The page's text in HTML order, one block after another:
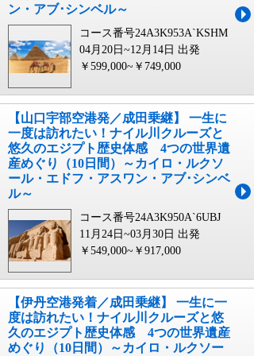
ン・アブ･シンベル～
コース番号24A3K953A`KSHM
04月20日~12月14日 出発
￥599,000~￥749,000
【山口宇部空港発／成田乗継】 一生に
一度は訪れたい！ナイル川クルーズと
悠久のエジプト歴史体感 4つの世界遺
産めぐり（10日間）～カイロ・ルクソ
ール・エドフ・アスワン・アブ･シンベ
ル～
コース番号24A3K950A`6UBJ
11月24日~03月30日 出発
￥549,000~￥917,000
【伊丹空港発着／成田乗継】 一生に一
度は訪れたい！ナイル川クルーズと悠
久のエジプト歴史体感 4つの世界遺産
めぐり（10日間）～カイロ・ルクソー